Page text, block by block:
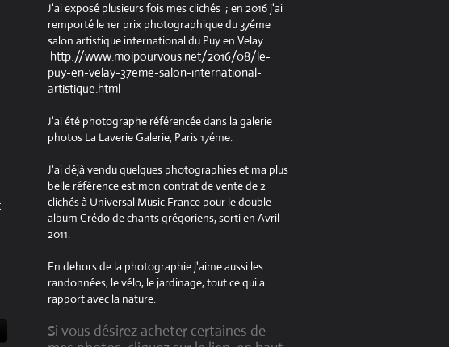
J'ai exposé plusieurs fois mes clichés ; en 2016 j'ai
remporté le 1er prix photographique du 37éme
salon artistique international du Puy en Velay
http://www.moipourvous.net/2016/08/le-
puy-en-velay-37eme-salon-international-
artistique.html
J'ai été photographe référencée dans la galerie
photos La Laverie Galerie, Paris 17éme.
J'ai déjà vendu quelques photographies et ma plus
belle référence est mon contrat de vente de 2
clichés à Universal Music France pour le double
album Crédo de chants grégoriens, sorti en Avril
2011.
En dehors de la photographie j'aime aussi les
randonnées, le vélo, le jardinage, tout ce qui a
rapport avec la nature.
Si vous désirez acheter certaines de